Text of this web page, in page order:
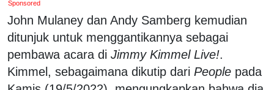
Sponsored
John Mulaney dan Andy Samberg kemudian
ditunjuk untuk menggantikannya sebagai
pembawa acara di Jimmy Kimmel Live!.
Kimmel, sebagaimana dikutip dari People pada